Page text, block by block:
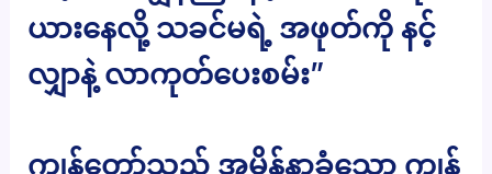
ယားနေလို့ သခင်မရဲ့ အဖုတ်ကို နင့်
လျှာနဲ့ လာကုတ်ပေးစမ်း”
ကျွန်တော်သည် အမိန့်နာခံသော ကျွန်